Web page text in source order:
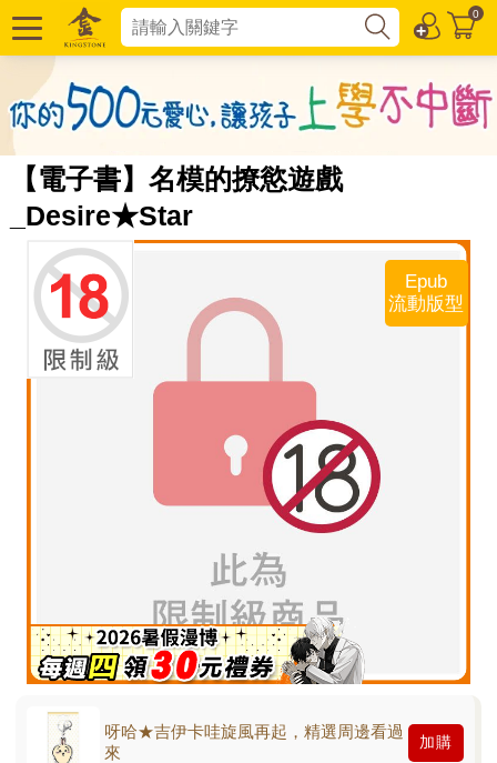
0
【電子書】名模的撩慾遊戲
_Desire★Star
Epub
流動版型
呀哈★吉伊卡哇旋風再起，精選周邊看過
來
加購